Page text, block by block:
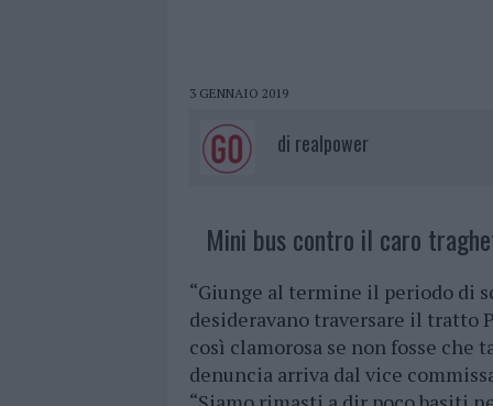
3 GENNAIO 2019
di realpower
Mini bus contro il caro
“Giunge al termine il periodo di
desideravano traversare il tratto
così clamorosa se non fosse che
denuncia arriva dal vice